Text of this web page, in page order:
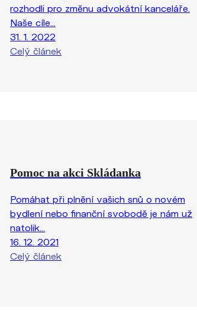
rozhodli pro změnu advokátní kanceláře.
Naše cíle...
31. 1. 2022
Celý článek
Pomoc na akci Skládanka
Pomáhat při plnění vašich snů o novém
bydlení nebo finanční svobodě je nám už
natolik...
16. 12. 2021
Celý článek